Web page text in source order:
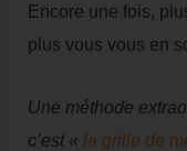
Encore une fois,
plus vous vous en
Une méthode
c’est « la grille de